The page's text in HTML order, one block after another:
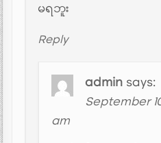
မရဘူး
Reply
admin says:
September
am